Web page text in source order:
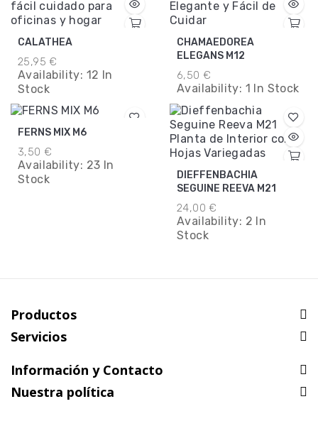
CALATHEA
25,95 €
Availability: 12 In
Stock
CHAMAEDOREA
ELEGANS M12
6,50 €
Availability: 1 In Stock
FERNS MIX M6
3,50 €
Availability: 23 In
Stock
DIEFFENBACHIA
SEGUINE REEVA M21
24,00 €
Availability: 2 In
Stock
Productos
Servicios
Información y Contacto
Nuestra política